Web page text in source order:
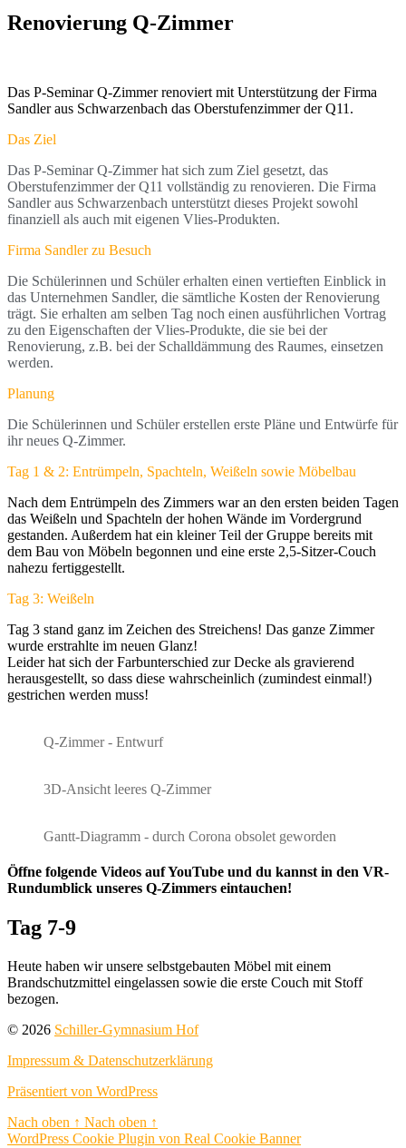
Renovierung Q-Zimmer
Das P-Seminar Q-Zimmer renoviert mit Unterstützung der Firma
Sandler aus Schwarzenbach das Oberstufenzimmer der Q11.
Das Ziel
Das P-Seminar Q-Zimmer hat sich zum Ziel gesetzt, das
Oberstufenzimmer der Q11 vollständig zu renovieren. Die Firma
Sandler aus Schwarzenbach unterstützt dieses Projekt sowohl
finanziell als auch mit eigenen Vlies-Produkten.
Firma Sandler zu Besuch
Die Schülerinnen und Schüler erhalten einen vertieften Einblick in
das Unternehmen Sandler, die sämtliche Kosten der Renovierung
trägt. Sie erhalten am selben Tag noch einen ausführlichen Vortrag
zu den Eigenschaften der Vlies-Produkte, die sie bei der
Renovierung, z.B. bei der Schalldämmung des Raumes, einsetzen
werden.
Planung
Die Schülerinnen und Schüler erstellen erste Pläne und Entwürfe für
ihr neues Q-Zimmer.
Tag 1 & 2: Entrümpeln, Spachteln, Weißeln sowie Möbelbau
Nach dem Entrümpeln des Zimmers war an den ersten beiden Tagen
das Weißeln und Spachteln der hohen Wände im Vordergrund
gestanden. Außerdem hat ein kleiner Teil der Gruppe bereits mit
dem Bau von Möbeln begonnen und eine erste 2,5-Sitzer-Couch
nahezu fertiggestellt.​
Tag 3: Weißeln
Tag 3 stand ganz im Zeichen des Streichens! Das ganze Zimmer
wurde erstrahlte im neuen Glanz!
Leider hat sich der Farbunterschied zur Decke als gravierend
herausgestellt, so dass diese wahrscheinlich (zumindest einmal!)
gestrichen werden muss!
Q-Zimmer - Entwurf
3D-Ansicht leeres Q-Zimmer
Gantt-Diagramm - durch Corona obsolet geworden
Öffne folgende Videos auf YouTube und du kannst in den VR-
Rundumblick unseres Q-Zimmers eintauchen!
Tag 7-9
Heute haben wir unsere selbstgebauten Möbel mit einem
Brandschutzmittel eingelassen sowie die erste Couch mit Stoff
bezogen.
© 2026 Schiller-Gymnasium Hof
Impressum & Datenschutzerklärung
Präsentiert von WordPress
Nach oben ↑ Nach oben ↑
WordPress Cookie Plugin von Real Cookie Banner